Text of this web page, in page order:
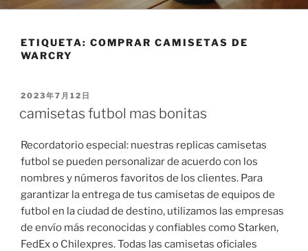
ETIQUETA: COMPRAR CAMISETAS DE
WARCRY
PUBLICADO
2023年7月12日
camisetas futbol mas bonitas
Recordatorio especial: nuestras replicas camisetas
futbol se pueden personalizar de acuerdo con los
nombres y números favoritos de los clientes. Para
garantizar la entrega de tus camisetas de equipos de
futbol en la ciudad de destino, utilizamos las empresas
de envío más reconocidas y confiables como Starken,
FedEx o Chilexpres. Todas las camisetas oficiales